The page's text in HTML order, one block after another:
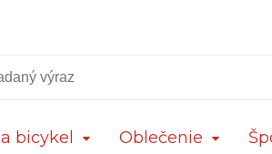
bicykel Oblečenie